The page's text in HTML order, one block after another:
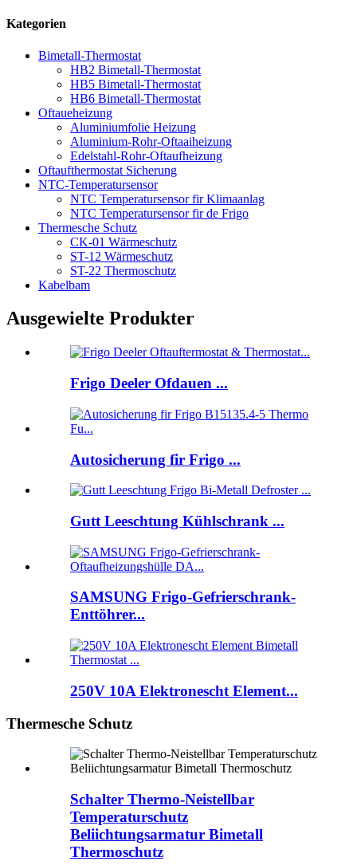
Kategorien
Bimetall-Thermostat
HB2 Bimetall-Thermostat
HB5 Bimetall-Thermostat
HB6 Bimetall-Thermostat
Oftaueheizung
Aluminiumfolie Heizung
Aluminium-Rohr-Oftaaiheizung
Edelstahl-Rohr-Oftaufheizung
Oftaufthermostat Sicherung
NTC-Temperatursensor
NTC Temperatursensor fir Klimaanlag
NTC Temperatursensor fir de Frigo
Thermesche Schutz
CK-01 Wärmeschutz
ST-12 Wärmeschutz
ST-22 Thermoschutz
Kabelbam
Ausgewielte Produkter
Frigo Deeler Ofdauen ...
Autosicherung fir Frigo ...
Gutt Leeschtung Kühlschrank ...
SAMSUNG Frigo-Gefrierschrank-
Enttöhrer...
250V 10A Elektronescht Element...
Thermesche Schutz
Schalter Thermo-Neistellbar
Temperaturschutz
Beliichtungsarmatur Bimetall
Thermoschutz